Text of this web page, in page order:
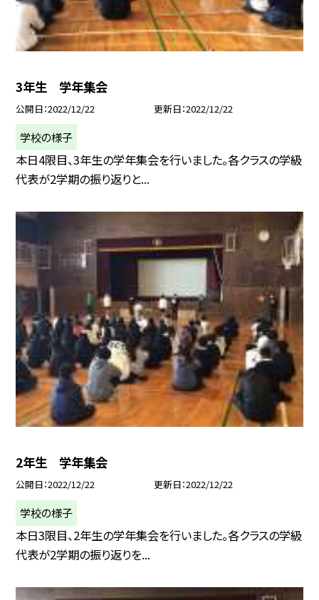
3年生 学年集会
公開日 2022/12/22 更新日 2022/12/22
学校の様子
本日4限目、3年生の学年集会を行いました。各クラスの学級
代表が2学期の振り返りと...
2年生 学年集会
公開日 2022/12/22 更新日 2022/12/22
学校の様子
本日3限目、2年生の学年集会を行いました。各クラスの学級
代表が2学期の振り返りを...